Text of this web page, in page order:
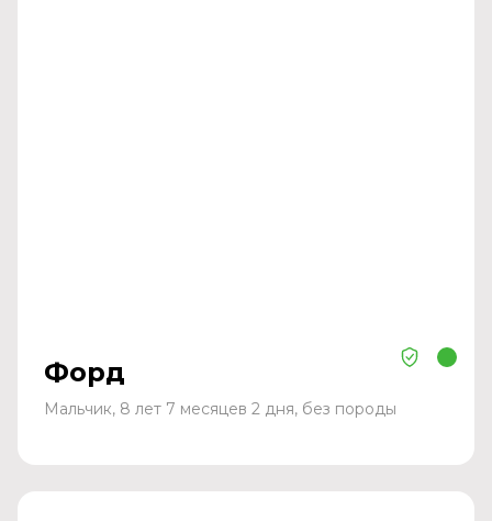
Форд
Мальчик, 8 лет 7 месяцев 2 дня, без породы